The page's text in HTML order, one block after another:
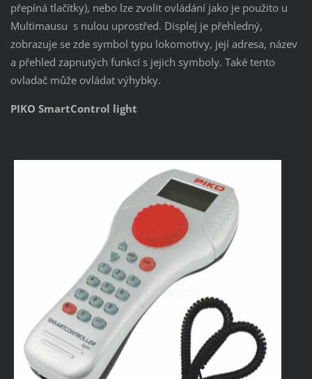
přepíná tlačítky), nebo lze zvolit ovládání jako je použito u
Multimausu s nulou uprostřed. Displej je přehledný,
zobrazuje se zde symbol typu lokomotivy, její adresa, název
a přehled zapnutých funkcí s jejich symboly. Také tento
ovladač může ovládat výhybky.
PIKO SmartControl light